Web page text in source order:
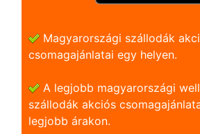
Magyarországi szállodák
csomagajánlatai egy helyen.
A legjobb magyarországi
szállodák akciós
legjobb árakon.